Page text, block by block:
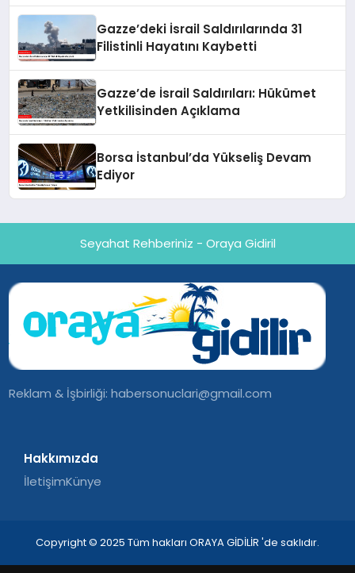
Gazze’deki İsrail Saldırılarında 31
Filistinli Hayatını Kaybetti
Gazze’de İsrail Saldırıları: Hükümet
Yetkilisinden Açıklama
Borsa İstanbul’da Yükseliş Devam
Ediyor
Seyahat Rehberiniz - Oraya Gidiril
Reklam & İşbirliği:habersonuclari@gmail.com
Hakkımızda
İletişimKünye
Copyright © 2025 Tüm hakları ORAYA GİDİLİR 'de saklıdır.